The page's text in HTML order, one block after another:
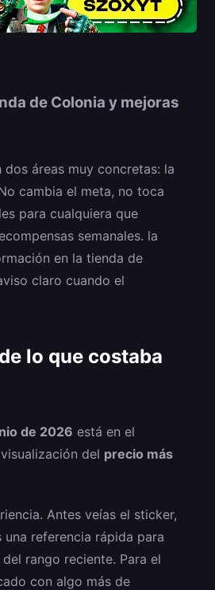
de Colonia y mejoras
dos áreas muy concretas: la
cambia el meta, no toca
para cualquiera que
semanales. la
en la tienda de
claro cuando el
lo que costaba
de 2026 está en el
del precio más
Antes veías el sticker,
referencia rápida para
rango reciente. Para el
con algo más de